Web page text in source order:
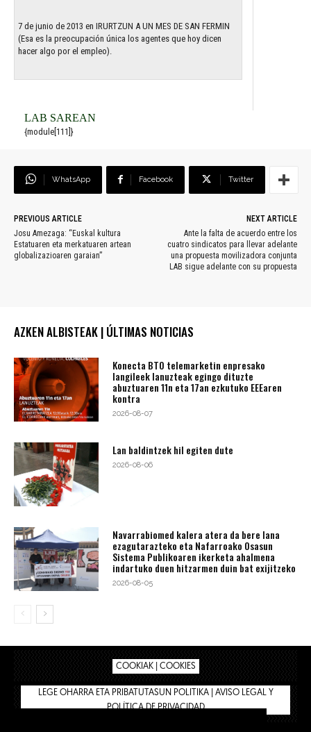
7 de junio de 2013 en IRURTZUN A UN MES DE SAN FERMIN
(Esa es la preocupación única los agentes que hoy dicen
hacer algo por el empleo).
LAB SAREAN
{module[111]}
WhatsApp Facebook Twitter
PREVIOUS ARTICLE
Josu Amezaga: “Euskal kultura
Estatuaren eta merkatuaren artean
globalizazioaren garaian”
NEXT ARTICLE
Ante la falta de acuerdo entre los
cuatro sindicatos para llevar adelante
una propuesta movilizadora conjunta
LAB sigue adelante con su propuesta
AZKEN ALBISTEAK | ÚLTIMAS NOTICIAS
Konecta BTO telemarketin enpresako
langileek lanuzteak egingo dituzte
abuztuaren 11n eta 17an ezkutuko EEEaren
kontra
2026-08-07
Lan baldintzek hil egiten dute
2026-08-06
Navarrabiomed kalera atera da bere lana
ezagutarazteko eta Nafarroako Osasun
Sistema Publikoaren ikerketa ahalmena
indartuko duen hitzarmen duin bat exijitzeko
2026-08-05
COOKIAK | COOKIES
LEGE OHARRA ETA PRIBATUTASUN POLITIKA | AVISO LEGAL Y
POLÍTICA DE PRIVACIDAD